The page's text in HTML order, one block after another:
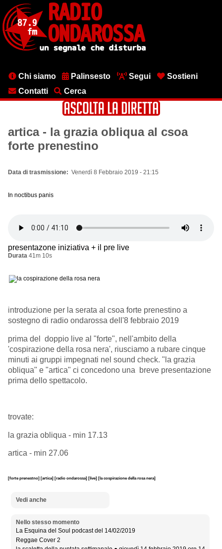
contenuto
principale
MenuChi siamo Palinsesto Segui
Sostieni
Contatti
Cerca
artica - la grazia obliqua al csoa
forte prenestino
Data di trasmissione Venerdì 8 Febbraio 2019 - 21:15
In noctibus panis
presentazone iniziativa + il pre live
Durata 41m 10s
introduzione per la serata al csoa forte prenestino a
sostegno di radio ondarossa dell'8 febbraio 2019
prima del doppio live al "forte", nell'ambito della
'cospirazione della rosa nera', riusciamo a rubare cinque
minuti ai gruppi impegnati nel sound check. "la grazia
obliqua" e "artica" ci concedono una breve presentazione
prima dello spettacolo.
trovate:
la grazia obliqua - min 17.13
artica - min 27.06
[forte prenestno] [artica] [radio ondarossa] [live] [la cospirazione della rosa nera]
Vedi anche
Nello stesso momento
La Esquina del Soul podcast del 14/02/2019
Reggae Cover 2